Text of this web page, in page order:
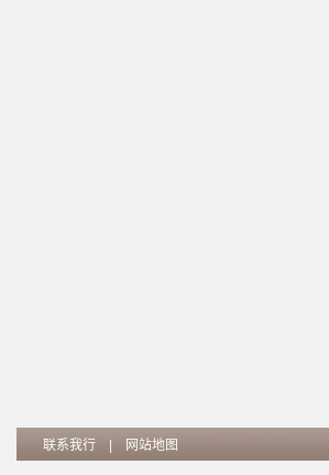
联系我行 网站地图